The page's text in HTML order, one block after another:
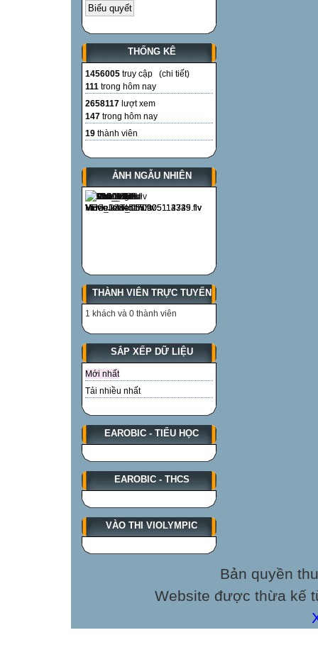
THỐNG KÊ
1456005 truy cập (chi tiết)
111 trong hôm nay
2658117 lượt xem
147 trong hôm nay
19 thành viên
ẢNH NGẪU NHIÊN
THÀNH VIÊN TRỰC TUYẾN
1 khách và 0 thành viên
SẮP XẾP DỮ LIỆU
Mới nhất
Tải nhiều nhất
EAROBIC - TIỂU HỌC
EAROBIC - THCS
VÀO THI VIOLYMPIC
Bản quyền
Website được thừa kế